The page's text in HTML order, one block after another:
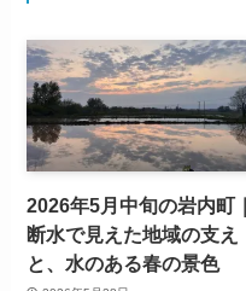
2026年5月中旬の岩内町｜
断水で見えた地域の支え
と、水のある春の景色